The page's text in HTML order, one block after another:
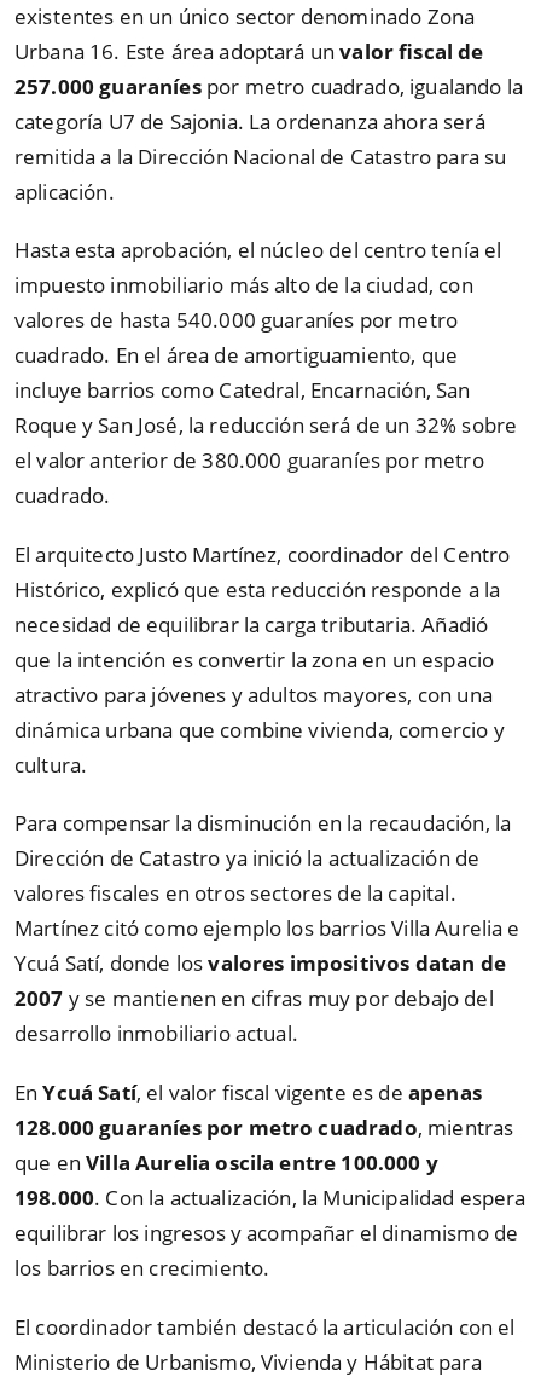
existentes en un único sector denominado Zona
Urbana 16. Este área adoptará unvalor fiscal de
257.000 guaraníespor metro cuadrado, igualando la
categoría U7 de Sajonia. La ordenanza ahora será
remitida a la Dirección Nacional de Catastro para su
aplicación.
Hasta esta aprobación, el núcleo del centro tenía el
impuesto inmobiliario más alto de la ciudad, con
valores de hasta 540.000 guaraníes por metro
cuadrado. En el área de amortiguamiento, que
incluye barrios como Catedral, Encarnación, San
Roque y San José, la reducción será de un 32% sobre
el valor anterior de 380.000 guaraníes por metro
cuadrado.
El arquitecto Justo Martínez, coordinador del Centro
Histórico, explicó que esta reducción responde a la
necesidad de equilibrar la carga tributaria. Añadió
que la intención es convertir la zona en un espacio
atractivo para jóvenes y adultos mayores, con una
dinámica urbana que combine vivienda, comercio y
cultura.
Para compensar la disminución en la recaudación, la
Dirección de Catastro ya inició la actualización de
valores fiscales en otros sectores de la capital.
Martínez citó como ejemplo los barrios Villa Aurelia e
Ycuá Satí, donde losvalores impositivos datan de
2007 y se mantienen en cifras muy por debajo del
desarrollo inmobiliario actual.
EnYcuá Satí, el valor fiscal vigente es de apenas
128.000 guaraníes por metro cuadrado, mientras
que enVilla Aurelia oscila entre 100.000 y
198.000. Con la actualización, la Municipalidad espera
equilibrar los ingresos y acompañar el dinamismo de
los barrios en crecimiento.
El coordinador también destacó la articulación con el
Ministerio de Urbanismo, Vivienda y Hábitat para